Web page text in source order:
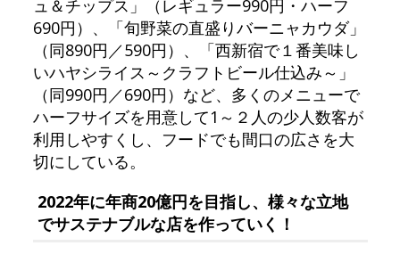
ュ＆チップス」（レギュラー990円・ハーフ
690円）、「旬野菜の直盛りバーニャカウダ」
（同890円／590円）、「西新宿で１番美味し
いハヤシライス～クラフトビール仕込み～」
（同990円／690円）など、多くのメニューで
ハーフサイズを用意して1～２人の少人数客が
利用しやすくし、フードでも間口の広さを大
切にしている。
2022年に年商20億円を目指し、様々な立地
でサステナブルな店を作っていく！